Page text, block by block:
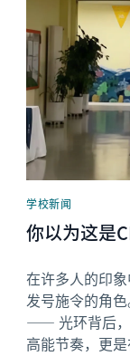
学校新闻
你以为这是
在许多人的印
发号施令的角
—— 光环背后，
高能节奏，更